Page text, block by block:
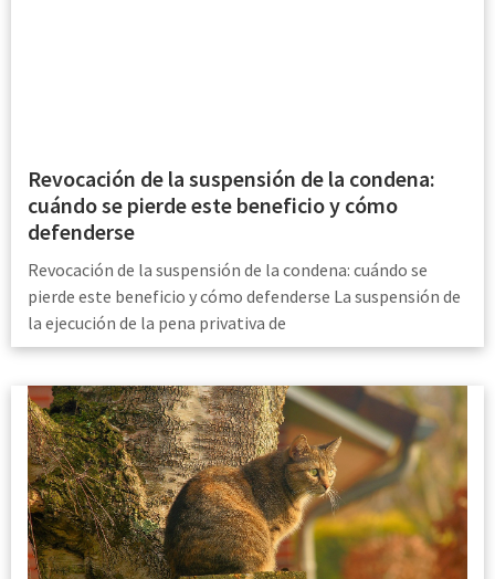
Revocación de la suspensión de la condena:
cuándo se pierde este beneficio y cómo
defenderse
Revocación de la suspensión de la condena: cuándo se
pierde este beneficio y cómo defenderse La suspensión de
la ejecución de la pena privativa de